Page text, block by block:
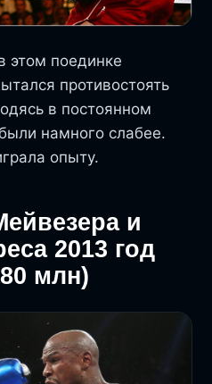
этом поединке
противостоять
в постоянном
намного слабее.
опыту.
и
2013 год
млн)